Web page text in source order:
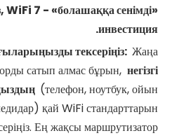
WiFi 7 - «болашаққа сенімді»
инвестиция.
тексеріңіз: Жаңа
сатып алмас бұрын, негізгі
(телефон, ноутбук, ойын
қай WiFi стандарттарын
Ең жақсы маршрутизатор